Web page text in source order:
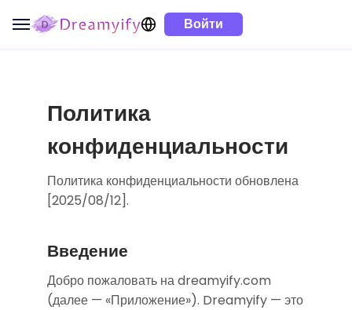
Войти
Политика
конфиденциальности
Политика конфиденциальности обновлена
[2025/08/12].
Введение
Добро пожаловать на dreamyify.com
(далее — «Приложение»). Dreamyify — это